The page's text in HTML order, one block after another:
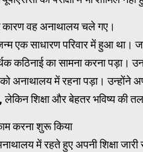
कारण वह अनाथालय चले गए।
एक साधारण परिवार में हुआ
कठिनाई का सामना करना पड़ा।
अनाथालय में रहना पड़ा। उन्होंने
शिक्षा और बेहतर भविष्य की
करना शुरू किया
में रहते हुए अपनी शिक्षा